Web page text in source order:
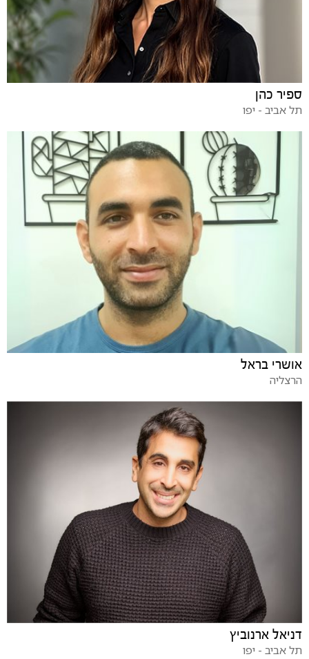
ספיר כהן
תל אביב - יפו
אושרי בראל
הרצליה
דניאל ארנוביץ
תל אביב - יפו